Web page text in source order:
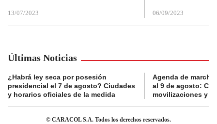
13/07/2023 06/09/2023
Últimas Noticias
¿Habrá ley seca por posesión
presidencial el 7 de agosto? Ciudades
y horarios oficiales de la medida
Agenda de
al 9 de agosto:
movilizaciones y
© CARACOL S.A. Todos los derechos reservados.